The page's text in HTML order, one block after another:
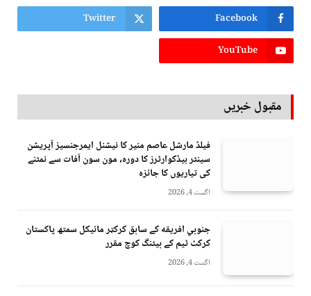
Facebook
Twitter
YouTube
مقبول خبریں
فیلڈ مارشل عاصم منیر کا نیشنل ایمرجنسیز آپریشن
سینٹر ہیڈکوارٹرز کا دورہ، مون سون آفات سے نمٹنے
کی تیاریوں کا جائزہ
اگست 4, 2026
جنوبي افريقه کے سابق کرکټر مائیکل سمتھ پاکستان
کرکٹ ٹیم کے بیٹنگ کوچ مقرر
اگست 4, 2026